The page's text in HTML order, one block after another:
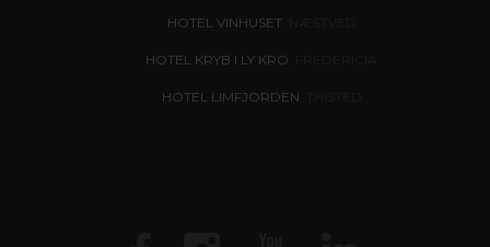
HOTEL VINHUSET, NÆSTVED
HOTEL KRYB I LY KRO
HOTEL LIMFJORDEN